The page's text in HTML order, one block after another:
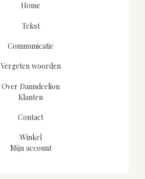
Home
Tekst
Communicatie
Vergeten woorden
Over Danndeelion
Klanten
Contact
Winkel
Mijn account